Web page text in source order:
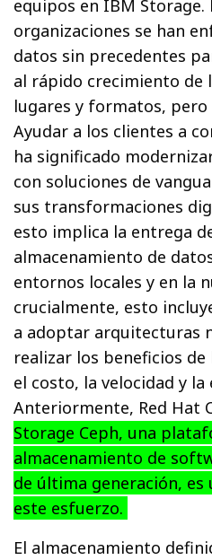
equipos en IBM Storage.
organizaciones se han
datos sin precedentes
al rápido crecimiento de
lugares y formatos, pero
Ayudar a los clientes a
ha significado
con soluciones de
sus transformaciones
esto implica la entrega
almacenamiento de
entornos locales y en la
crucialmente, esto
a adoptar arquitecturas
realizar los beneficios
el costo, la velocidad y la
Anteriormente, Red Hat
Storage Ceph, una
almacenamiento de
de última generación, es
este esfuerzo.
El almacenamiento